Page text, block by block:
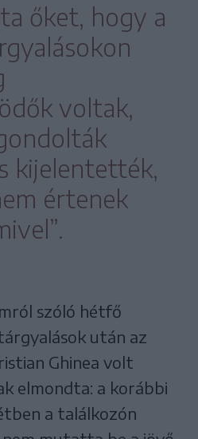
őket, hogy a
voltak,
kijelentették,
értenek
szóló hétfő
után az
Ghinea volt
elmondta: a korábbi
a találkozón